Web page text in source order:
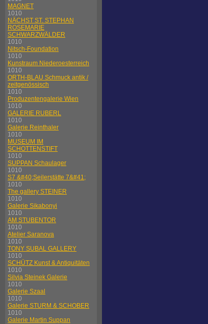
MAGNET
1010
NÄCHST ST. STEPHAN
ROSEMARIE
SCHWARZWÄLDER
1010
Nitsch-Foundation
1010
Kunstraum Niederoesterreich
1010
ORTH-BLAU Schmuck antik /
zeitgenössisch
1010
Produzentengalerie Wien
1010
GALERIE RUBERL
1010
Galerie Reinthaler
1010
MUSEUM IM
SCHOTTENSTIFT
1010
SUPPAN Schaulager
1010
S7 &#40;Seilerstätte 7&#41;
1010
The gallery STEINER
1010
Galerie Sikabonyi
1010
AM STUBENTOR
1010
Atelier Saranova
1010
TONY SUBAL GALLERY
1010
SCHÜTZ Kunst & Antiquitäten
1010
Silvia Steinek Galerie
1010
Galerie Szaal
1010
Galerie STURM & SCHOBER
1010
Galerie Martin Suppan